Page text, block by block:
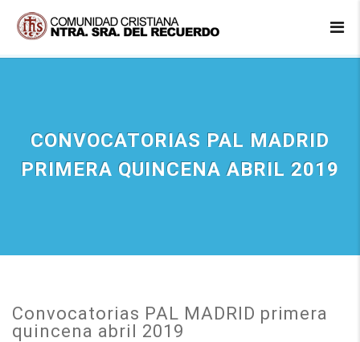
CONVOCATORIAS PAL MADRID
PRIMERA QUINCENA ABRIL 2019
Convocatorias PAL MADRID primera
quincena abril 2019